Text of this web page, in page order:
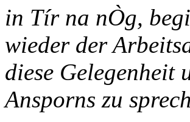
in Tír na nÒg,
wieder der
diese Gelegenheit
Ansporns zu